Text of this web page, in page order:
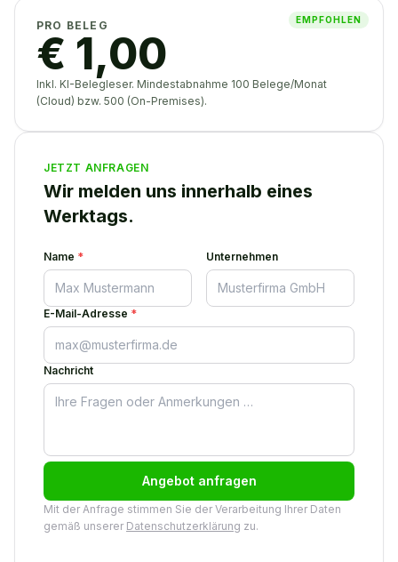
EMPFOHLEN
PRO BELEG
€ 1,00
Inkl. KI-Belegleser. Mindestabnahme 100 Belege/Monat
(Cloud) bzw. 500 (On-Premises).
JETZT ANFRAGEN
Wir melden uns innerhalb eines
Werktags.
Name * Unternehmen
E-Mail-Adresse *
Nachricht
Angebot anfragen
Mit der Anfrage stimmen Sie der Verarbeitung Ihrer Daten
gemäß unserer Datenschutzerklärung zu.